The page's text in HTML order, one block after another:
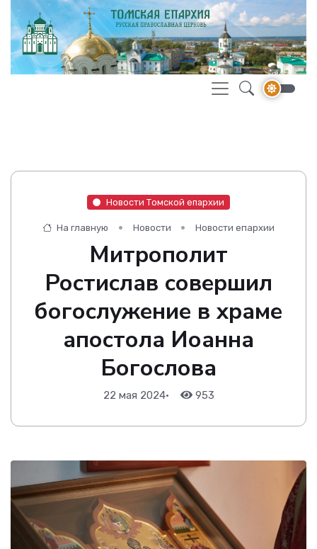
Новости Томской епархии
На главную Новости Новости епархии
Митрополит
Ростислав совершил
богослужение в храме
апостола Иоанна
Богослова
22 мая 2024• 953